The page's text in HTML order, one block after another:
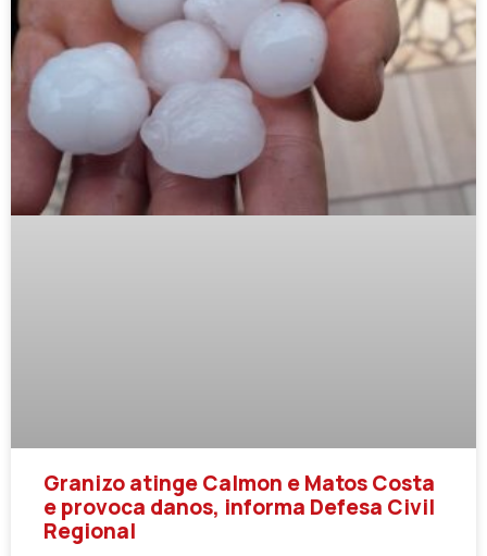
Granizo atinge Calmon e Matos Costa
e provoca danos, informa Defesa Civil
Regional